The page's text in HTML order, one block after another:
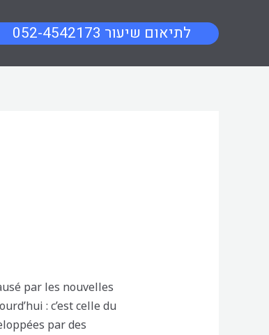
052-4542173 לתיאום שיעור
par les nouvelles
: c’est celle du
par des